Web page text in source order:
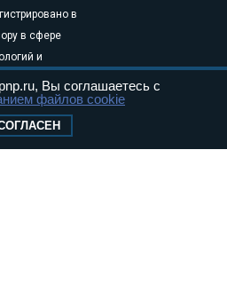
в
в сфере
и
Эл № ФС77-
Вы соглашаетесь с
файлов cookie